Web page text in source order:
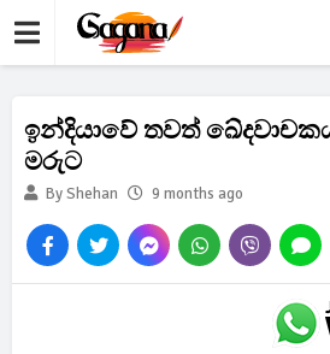
ඉන්දියාවේ තවත්
මරුට
By Shehan 9 months ago